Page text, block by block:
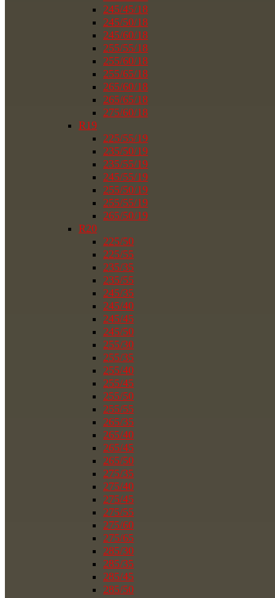
245/45/18
245/50/18
245/60/18
255/55/18
255/60/18
255/65/18
265/60/18
265/65/18
275/60/18
R19
225/55/19
235/50/19
235/55/19
245/55/19
255/50/19
255/55/19
265/50/19
R20
225/50
225/55
235/35
235/55
245/35
245/40
245/45
245/50
255/30
255/35
255/40
255/45
255/50
255/55
265/35
265/40
265/45
265/50
275/35
275/40
275/45
275/55
275/60
275/65
285/30
285/35
285/45
285/50